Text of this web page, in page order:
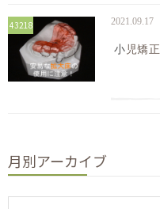
43218 2021.09.17
小児矯正における拡大床・床矯正の危険とト
月別アーカイブ